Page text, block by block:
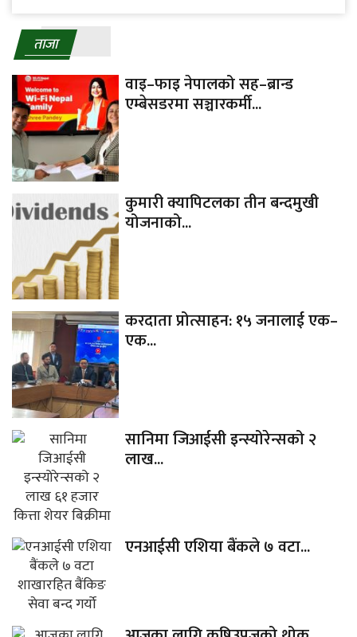
ताजा
वाइ–फाइ नेपालको सह–ब्रान्ड
एम्बेसडरमा सञ्चारकर्मी...
कुमारी क्यापिटलका तीन बन्दमुखी
योजनाको...
करदाता प्रोत्साहन: १५ जनालाई एक–
एक...
सानिमा जिआईसी इन्स्योरेन्सको २
लाख...
एनआईसी एशिया बैंकले ७ वटा...